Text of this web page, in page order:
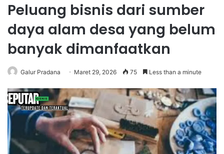
Peluang bisnis dari sumber
daya alam desa yang belum
banyak dimanfaatkan
Galur Pradana Maret 29, 2026 75 Less than a minute